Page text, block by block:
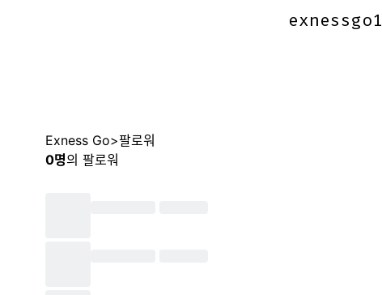
Exness Go>팔로워
0명의 팔로워